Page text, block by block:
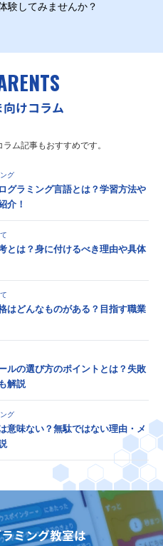
験してみませんか？
けコラム
ム記事もおすすめです。
グ
グラミング言語とは？学習方法や
介！
とは？身に付けるべき理由や具体
はどんなものがある？目指す職業
ルの選び方のポイントとは？失敗
解説
グ
意味ない？無駄ではない理由・メ
ミング教室は